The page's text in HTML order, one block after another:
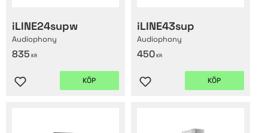
iLINE24supw
Audiophony
835 KR
Lägg till i favoriter
KÖP
iLINE43sup
Audiophony
450 KR
Lägg till i favoriter
KÖP